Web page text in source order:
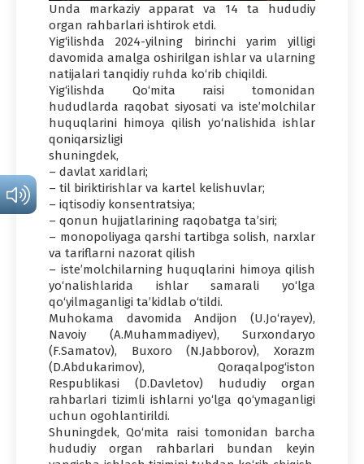
Unda markaziy apparat va 14 ta hududiy
organ rahbarlari ishtirok etdi.
Yig‘ilishda 2024-yilning birinchi yarim yilligi
davomida amalga oshirilgan ishlar va ularning
natijalari tanqidiy ruhda ko‘rib chiqildi.
Yig‘ilishda Qo‘mita raisi tomonidan
hududlarda raqobat siyosati va iste’molchilar
huquqlarini himoya qilish yo‘nalishida ishlar
qoniqarsizligi
shuningdek,
– davlat xaridlari;
– til biriktirishlar va kartel kelishuvlar;
– iqtisodiy konsentratsiya;
– qonun hujjatlarining raqobatga ta’siri;
– monopoliyaga qarshi tartibga solish, narxlar
va tariflarni nazorat qilish
– iste’molchilarning huquqlarini himoya qilish
yo‘nalishlarida ishlar samarali yo‘lga
qo‘yilmaganligi ta’kidlab o‘tildi.
Muhokama davomida Andijon (U.Jo‘rayev),
Navoiy (A.Muhammadiyev), Surxondaryo
(F.Samatov), Buxoro (N.Jabborov), Xorazm
(D.Abdukarimov), Qoraqalpog‘iston
Respublikasi (D.Davletov) hududiy organ
rahbarlari tizimli ishlarni yo‘lga qo‘ymaganligi
uchun ogohlantirildi.
Shuningdek, Qo‘mita raisi tomonidan barcha
hududiy organ rahbarlari bundan keyin